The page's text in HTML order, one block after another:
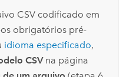
CSV codificado em
obrigatórios pré-
idioma especificado,
CSVna página